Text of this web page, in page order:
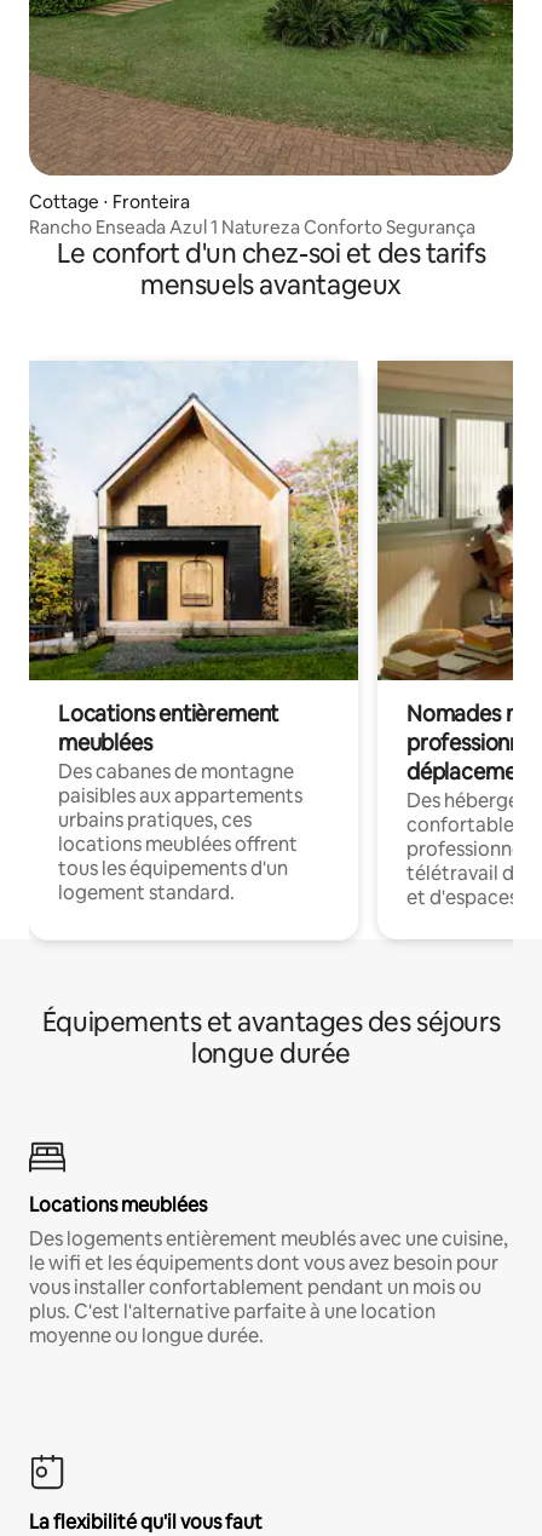
Cottage ⋅ Fronteira
Rancho Enseada Azul 1 Natureza Conforto Segurança
Le confort d'un chez-soi et des tarifs
mensuels avantageux
Locations entièrement
meublées
Des cabanes de montagne
paisibles aux appartements
urbains pratiques, ces
locations meublées offrent
tous les équipements d'un
logement standard.
Nomades
déplacement
Des
confortables
professionnels
télétravail
et d'espaces
Équipements et avantages des séjours
longue durée
Locations meublées
Des logements entièrement meublés avec une cuisine,
le wifi et les équipements dont vous avez besoin pour
vous installer confortablement pendant un mois ou
plus. C'est l'alternative parfaite à une location
moyenne ou longue durée.
La flexibilité qu'il vous faut